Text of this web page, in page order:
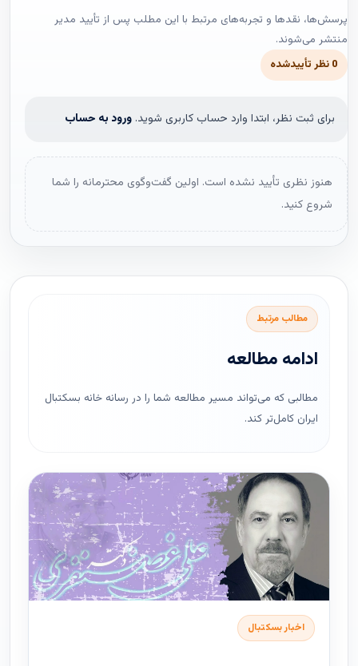
پرسش‌ها، نقدها و تجربه‌های مرتبط با این مطلب پس از تأیید مدیر
منتشر می‌شوند.
0 نظر تأییدشده
برای ثبت نظر، ابتدا وارد حساب کاربری شوید. ورود به حساب
هنوز نظری تأیید نشده است. اولین گفت‌وگوی محترمانه را شما
شروع کنید.
مطالب مرتبط
ادامه مطالعه
مطالبی که می‌تواند مسیر مطالعه شما را در رسانه خانه بسکتبال
ایران کامل‌تر کند.
اخبار بسکتبال